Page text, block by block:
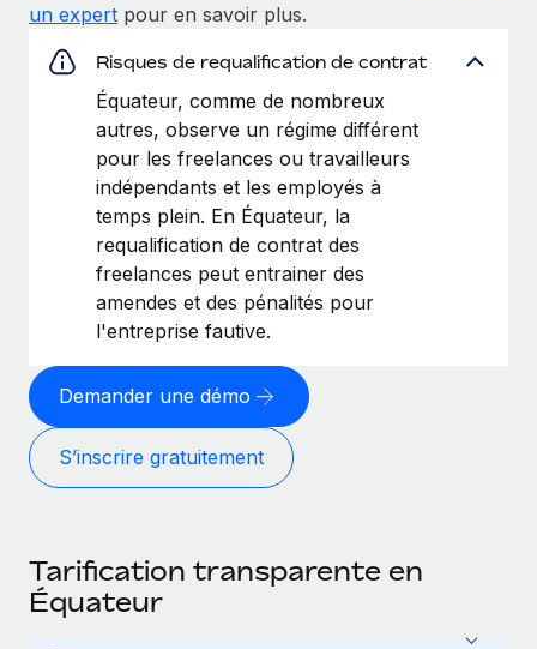
un expert pour en savoir plus.
Risques de requalification de contrat
Équateur, comme de nombreux
autres, observe un régime différent
pour les freelances ou travailleurs
indépendants et les employés à
temps plein. En Équateur, la
requalification de contrat des
freelances peut entrainer des
amendes et des pénalités pour
l'entreprise fautive.
Demander une démo
S’inscrire gratuitement
Tarification transparente en
Équateur